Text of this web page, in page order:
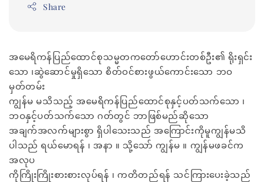
Share
အမေရိကန်ပြည်ထောင်စုသမ္မတကတော်ဟောင်းတစ်ဦး၏ ရိုးရှင်း
သော ၊ဆွဲဆောင်မှုရှိသော စိတ်ဝင်စားဖွယ်ကောင်းသော ဘဝ
မှတ်တမ်း
ကျွန်မ မသိသည့် အမေရိကန်ပြည်ထောင်စုနှင့်ပတ်သက်သော ၊
ဘဝနှင့်ပတ်သက်သော ဂတ်တွင် ဘာဖြစ်မည်ဆိုသော
အချက်အလက်များစွာ ရှိပါသေးသည် အကြောင်းကိုမူကျွန်မသိ
ပါသည် ရယ်မောရန် ၊ အနာ ။ သို့သော် ကျွန်မ ။ ကျွန်မဖခင်က
အလုပ
ကိုကြိုးကြိုးစားစားလုပ်ရန် ၊ ကတိတည်ရန် သင်ကြားပေးခဲ့သည်